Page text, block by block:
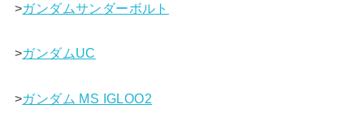
>ガンダムサンダーボルト
>ガンダムUC
>ガンダム MS IGLOO2